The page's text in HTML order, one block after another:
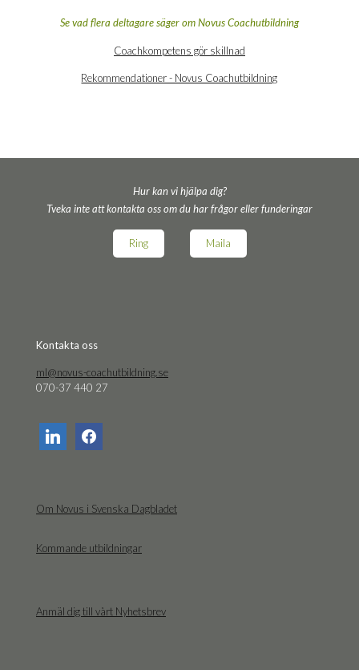
Se vad fle­ra del­ta­ga­re säger om Novus Coachutbildning
Coach­kom­pe­tens gör skillnad
Rekom­men­da­tio­ner - Novus Coachutbildning
Hur kan vi hjälpa dig?
Tveka inte att kontakta oss om du har frågor eller funderingar
Ring Maila
Kon­tak­ta oss
ml@novus-coachutbildning.se
070-37 440 27
linkedin facebook
Om Novus i Svenska Dagbladet
Kommande utbildningar
Anmäl dig till vårt Nyhetsbrev